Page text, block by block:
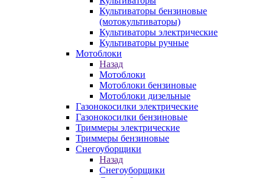
Культиваторы бензиновые
(мотокультиваторы)
Культиваторы электрические
Культиваторы ручные
Мотоблоки
Назад
Мотоблоки
Мотоблоки бензиновые
Мотоблоки дизельные
Газонокосилки электрические
Газонокосилки бензиновые
Триммеры электрические
Триммеры бензиновые
Снегоуборщики
Назад
Снегоуборщики